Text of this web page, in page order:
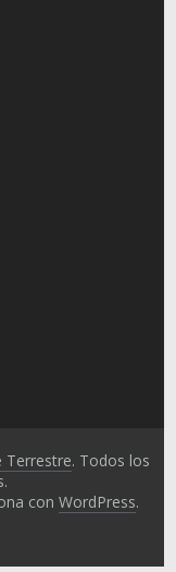
Terrestre. Todos los
conWordPress.